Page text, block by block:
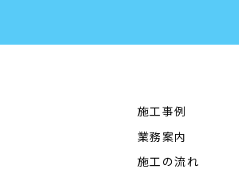
施工事例
業務案内
施工の流れ